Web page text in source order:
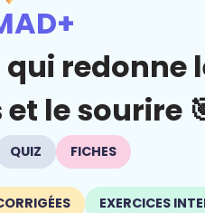
redonne
le sourire
QUIZ FICHES
EXERCICES